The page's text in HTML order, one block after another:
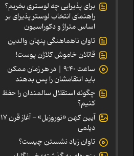
برای پذیرایی چه لوستری بخریم؟
راهنمای انتخاب لوستر پذیرای بر
اساس متراژ و دکوراسیون
تاوان ناهماهنگی پنهان والدین
قاتلان خاموش کلاژن پوست!
ساعت ۹:۴۰ | در هر زمان ممکن
باید انتقامشان را پس بدهند
چگونه استقلال سالمندان را حفظ
کنیم؟
آیین کهن «نوروزبل» - آغاز قرن ۱۷
دیلمی
تاوان زیاد نشستن چیست؟